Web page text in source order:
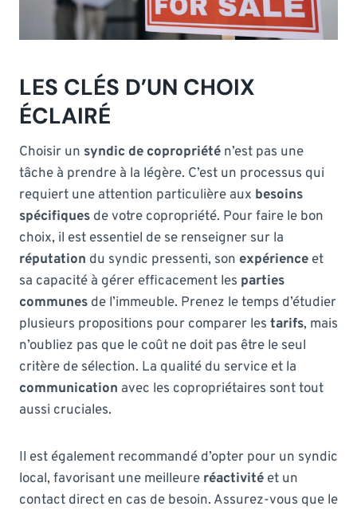
LES CLÉS D’UN CHOIX
ÉCLAIRÉ
Choisir un syndic de copropriété n’est pas une
tâche à prendre à la légère. C’est un processus qui
requiert une attention particulière aux besoins
spécifiques de votre copropriété. Pour faire le bon
choix, il est essentiel de se renseigner sur la
réputation du syndic pressenti, son expérience et
sa capacité à gérer efficacement les parties
communes de l’immeuble. Prenez le temps d’étudier
plusieurs propositions pour comparer les tarifs, mais
n’oubliez pas que le coût ne doit pas être le seul
critère de sélection. La qualité du service et la
communication avec les copropriétaires sont tout
aussi cruciales.
Il est également recommandé d’opter pour un syndic
local, favorisant une meilleure réactivité et un
contact direct en cas de besoin. Assurez-vous que le